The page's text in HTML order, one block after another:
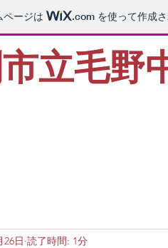
ページは .comを使って作成
立毛野
26日 読了時間: 1分